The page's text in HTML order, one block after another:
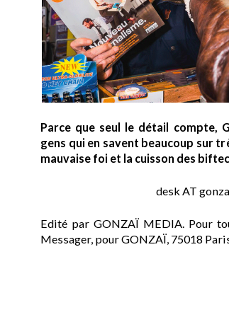
Parce que seul le détail compte,
gens qui en savent beaucoup sur
mauvaise foi et la cuisson des
desk AT
Edité par GONZAÏ MEDIA. Pour
Messager, pour GONZAÏ, 75018